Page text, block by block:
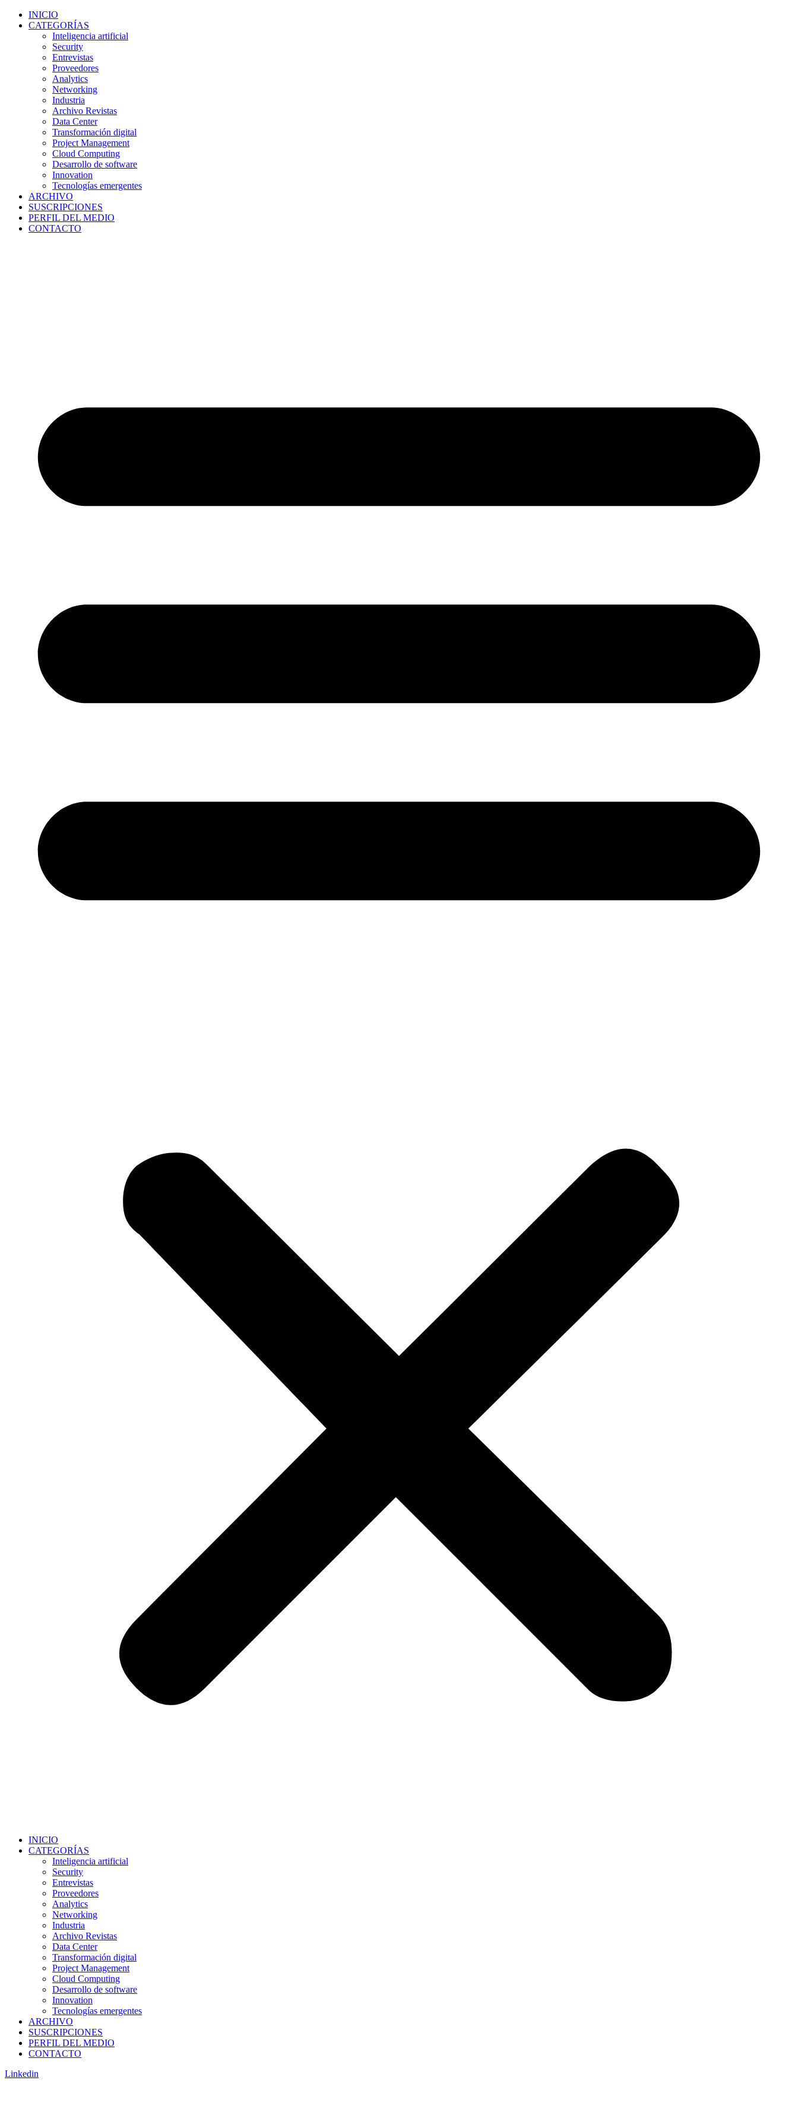
INICIO
CATEGORÍAS
Inteligencia artificial
Security
Entrevistas
Proveedores
Analytics
Networking
Industria
Archivo Revistas
Data Center
Transformación digital
Project Management
Cloud Computing
Desarrollo de software
Innovation
Tecnologías emergentes
ARCHIVO
SUSCRIPCIONES
PERFIL DEL MEDIO
CONTACTO
INICIO
CATEGORÍAS
Inteligencia artificial
Security
Entrevistas
Proveedores
Analytics
Networking
Industria
Archivo Revistas
Data Center
Transformación digital
Project Management
Cloud Computing
Desarrollo de software
Innovation
Tecnologías emergentes
ARCHIVO
SUSCRIPCIONES
PERFIL DEL MEDIO
CONTACTO
Linkedin